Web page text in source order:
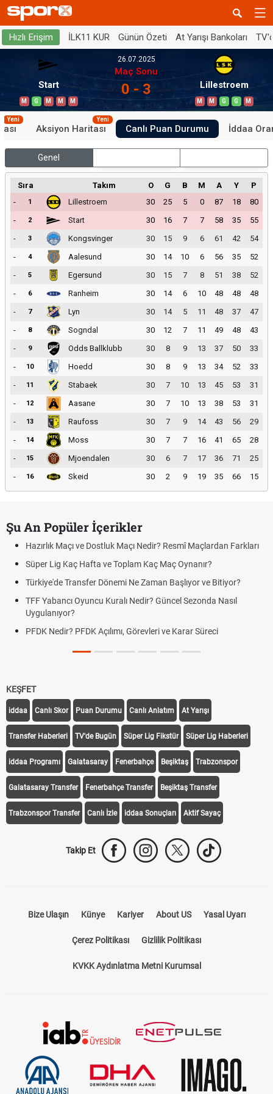
Hızlı Erişim İLK11 KUR Günün Özeti At Yarışı Bankoları
Start
M G M M M
26.07.2025
Maç Sonu
0 - 3 Lillestroem
M M G G M
Yeni
Aksiyon Haritası
Yeni
Canlı Puan Durumu İddaa
Genel
Sıra Takım O G B M A Y
P
-
1 Lillestroem 30 25 5 0 87 18
80
-
2 Start 30 16 7 7 58 35
55
-
3 Kongsvinger 30 15 9 6 61 42
54
-
4 Aalesund 30 14 10 6 56 35
52
-
5 Egersund 30 15 7 8 51 38
52
-
6 Ranheim 30 14 6 10 48 48
48
-
7 Lyn 30 14 5 11 48 37
47
-
8 Sogndal 30 12 7 11 49 48
43
-
9 Odds Ballklubb 30 8 9 13 37 50
33
-
10 Hoedd 30 8 9 13 34 52
33
-
11 Stabaek 30 7 10 13 45 53
31
-
12 Aasane 30 7 10 13 38 53
31
-
13 Raufoss 30 7 9 14 43 56
29
-
14 Moss 30 7 7 16 41 65
28
-
15 Mjoendalen 30 6 7 17 36 71
25
-
16 Skeid 30 2 9 19 35 66 15
Şu An Popüler İçerikler
Hazırlık Maçı ve Dostluk Maçı Nedir? Resmî Maçlardan Farkları
Süper Lig Kaç Hafta ve Toplam Kaç Maç Oynanır?
Türkiye'de Transfer Dönemi Ne Zaman Başlıyor ve Bitiyor?
TFF Yabancı Oyuncu Kuralı Nedir? Güncel Sezonda Nasıl
Uygulanıyor?
PFDK Nedir? PFDK Açılımı, Görevleri ve Karar Süreci
KEŞFET
iddaa Canlı Skor Puan Durumu Canlı Anlatım At Yarışı
Transfer Haberleri TV'de Bugün Süper Lig Fikstür Süper Lig Haberleri
iddaa Programı Galatasaray Fenerbahçe Beşiktaş Trabzonspor
Galatasaray Transfer Fenerbahçe Transfer Beşiktaş Transfer
Trabzonspor Transfer Canlı İzle iddaa Sonuçları Aktif Sayaç
Takip Et
Bize Ulaşın Künye Kariyer About US Yasal Uyarı
Çerez Politikası Gizlilik Politikası
KVKK Aydınlatma Metni Kurumsal